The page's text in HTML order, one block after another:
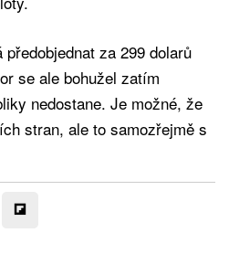
za 299 dolarů
se ale bohužel zatím
nedostane. Je možné, že
stran, ale to samozřejmě s